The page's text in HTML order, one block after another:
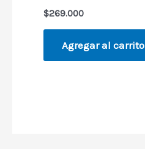
$269.000
Agregar al carrito